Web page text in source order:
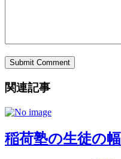
関連記事
稲荷塾の生徒の幅